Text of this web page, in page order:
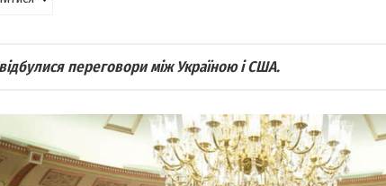
відбулися переговори між Україною і США.